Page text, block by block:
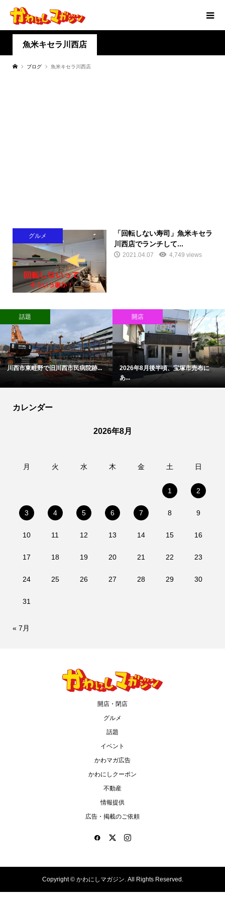
魚米キセラ川西店
ブログ 魚米キセラ川西店
グルメ
「回転しない寿司」魚米キセラ
川西店でランチして...
2021.04.07 4,749 views
話題
川西市東畦野で旧川西市民病院跡...
開店
2026年8月後半頃、宝塚市売布に
あ...
カレンダー
2026年8月
月 火 水 木 金 土 日
1 2
3 4 5 6 7 8 9
10 11 12 13 14 15 16
17 18 19 20 21 22 23
24 25 26 27 28 29 30
31
« 7月
開店・閉店
グルメ
話題
イベント
かわマガ広告
かわにしクーポン
不動産
情報提供
広告・掲載のご依頼
Copyright ©かわにしマガジン. All Rights Reserved.